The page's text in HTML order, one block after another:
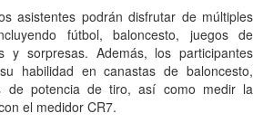
asistentes podrán disfrutar de múltiples
fútbol, baloncesto, juegos de
y sorpresas. Además, los participantes
habilidad en canastas de baloncesto,
de potencia de tiro, así como medir la
el medidor CR7.